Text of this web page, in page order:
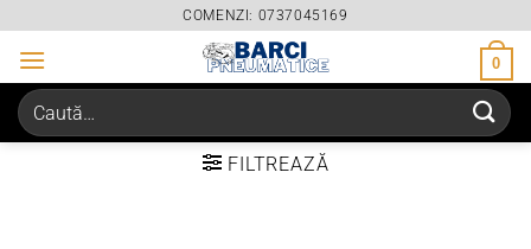
content
COMENZI: 0737045169
0
Caută
după:
FILTREAZĂ